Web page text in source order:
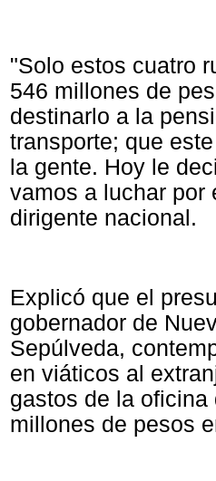
"Solo estos cuatro
546 millones de
destinarlo a la
transporte; que
la gente. Hoy le
vamos a luchar por
dirigente nacional.
Explicó que el
gobernador de
Sepúlveda,
en viáticos al
gastos de la
millones de pesos